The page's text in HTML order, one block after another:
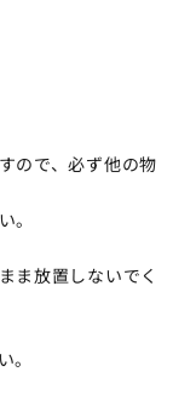
ので、必ず他の物
。
ま放置しないでく